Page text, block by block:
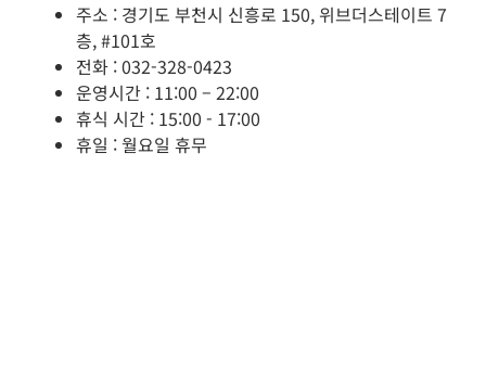
주소 : 경기도 부천시 신흥로 150, 위브더스테이트 7
층, #101호
전화 : 032-328-0423
운영시간 : 11:00 – 22:00
휴식 시간 : 15:00 - 17:00
휴일 : 월요일 휴무